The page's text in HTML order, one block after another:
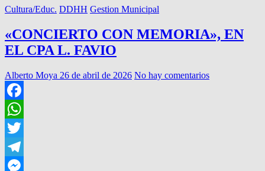
Cultura/Educ. DDHH Gestion Municipal
«CONCIERTO CON MEMORIA», EN
EL CPA L. FAVIO
Alberto Moya 26 de abril de 2026 No hay comentarios
Facebook
WhatsApp
Twitter
Telegram